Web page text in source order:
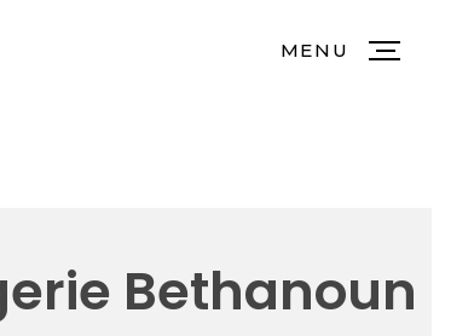
MENU
Bethanoun